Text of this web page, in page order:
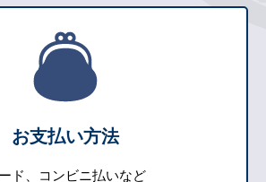
お支払い方法
ド、コンビニ払いなど